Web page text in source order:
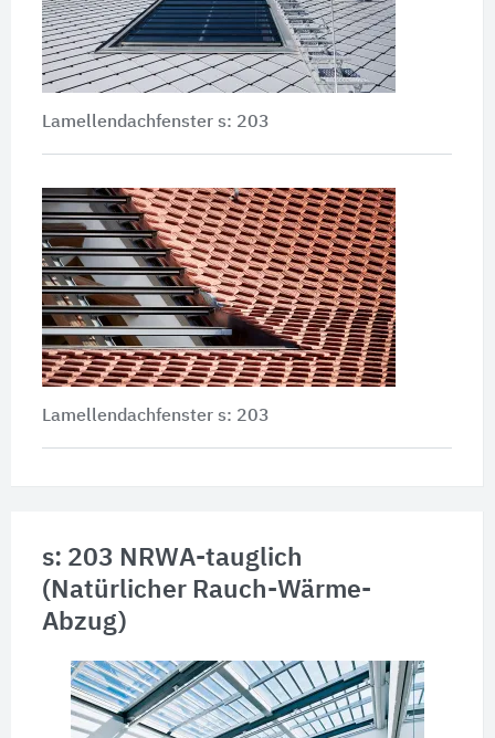
Lamellendachfenster s: 203
Lamellendachfenster s: 203
s: 203 NRWA-tauglich
(Natürlicher Rauch-Wärme-
Abzug)